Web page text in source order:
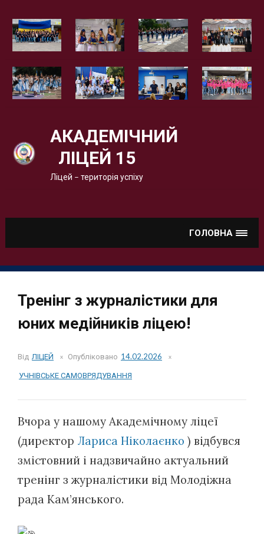
АКАДЕМІЧНИЙ
ЛІЦЕЙ 15
Ліцей – територія успіху
ГОЛОВНА
Тренінг з журналістики для
юних медійників ліцею!
Від ЛІЦЕЙ Опубліковано 14.02.2026
УЧНІВСЬКЕ САМОВРЯДУВАННЯ
Вчора у нашому Академічному ліцеї
(директор Лариса Ніколаєнко ) відбувся
змістовний і надзвичайно актуальний
тренінг з журналістики від Молодіжна
рада Кам’янського.